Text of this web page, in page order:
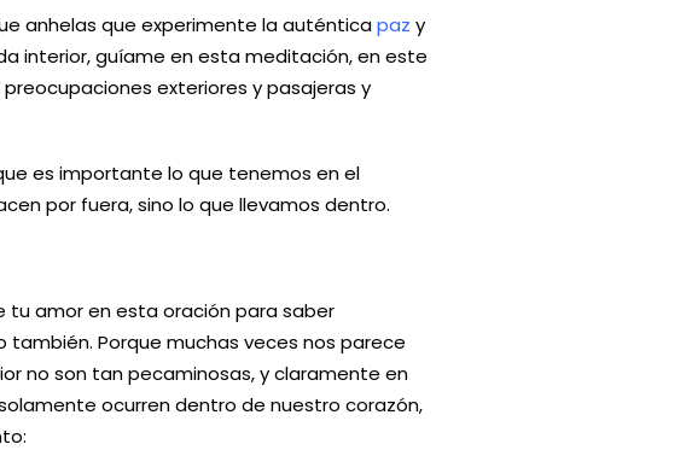
anhelas que experimente la auténticapaz y
interior, guíame en esta meditación, en este
exteriores y pasajeras y
es importante lo que tenemos en el
por fuera, sino lo que llevamos dentro.
tu amor en esta oración para saber
Porque muchas veces nos parece
no son tan pecaminosas, y claramente en
ocurren dentro de nuestro corazón,